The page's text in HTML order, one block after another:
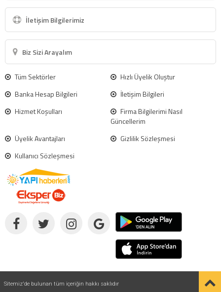
İletişim Bilgilerimiz
Biz Sizi Arayalım
Tüm Sektörler
Hızlı Üyelik Oluştur
Banka Hesap Bilgileri
İletişim Bilgileri
Hizmet Koşulları
Firma Bilgilerimi Nasıl
Güncellerim
Üyelik Avantajları
Gizlilik Sözleşmesi
Kullanıcı Sözleşmesi
Sitemiz'de bulunan tüm içeriğin hakkı saklıdır